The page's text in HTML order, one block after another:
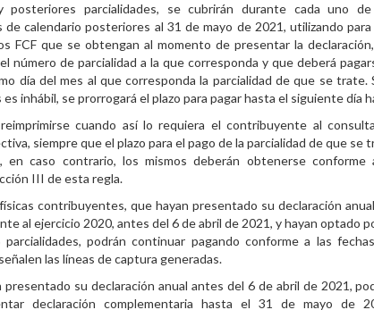
posteriores parcialidades, se cubrirán durante cada uno
de calendario posteriores al 31 de mayo de 2021, utilizando para
FCF que se obtengan al momento de presentar la
número de parcialidad a la que corresponda y que deberá
día del mes al que corresponda la parcialidad de que se trate.
inhábil, se prorrogará el plazo para pagar hasta el siguiente día
cuando así lo requiera el contribuyente al
siempre que el plazo para el pago de la parcialidad de que se
en caso contrario, los mismos deberán obtenerse conforme
III de esta regla.
contribuyentes, que hayan presentado su declaración
al ejercicio 2020, antes del 6 de abril de 2021, y hayan optado
podrán continuar pagando conforme a las
las líneas de captura generadas.
presentado su declaración anual antes del 6 de abril de 2021,
declaración complementaria hasta el 31 de mayo de